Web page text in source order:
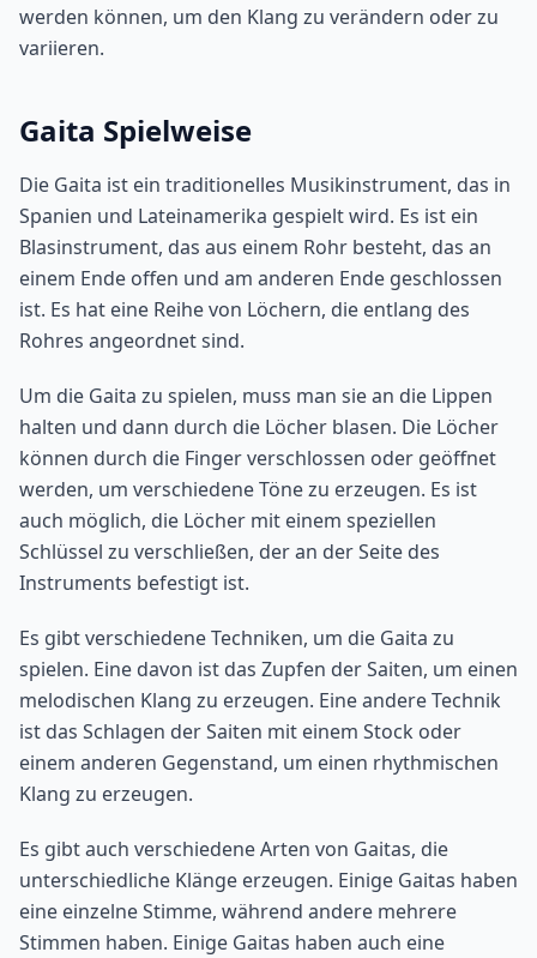
werden können, um den Klang zu verändern oder zu
variieren.
Gaita Spielweise
Die Gaita ist ein traditionelles Musikinstrument, das in
Spanien und Lateinamerika gespielt wird. Es ist ein
Blasinstrument, das aus einem Rohr besteht, das an
einem Ende offen und am anderen Ende geschlossen
ist. Es hat eine Reihe von Löchern, die entlang des
Rohres angeordnet sind.
Um die Gaita zu spielen, muss man sie an die Lippen
halten und dann durch die Löcher blasen. Die Löcher
können durch die Finger verschlossen oder geöffnet
werden, um verschiedene Töne zu erzeugen. Es ist
auch möglich, die Löcher mit einem speziellen
Schlüssel zu verschließen, der an der Seite des
Instruments befestigt ist.
Es gibt verschiedene Techniken, um die Gaita zu
spielen. Eine davon ist das Zupfen der Saiten, um einen
melodischen Klang zu erzeugen. Eine andere Technik
ist das Schlagen der Saiten mit einem Stock oder
einem anderen Gegenstand, um einen rhythmischen
Klang zu erzeugen.
Es gibt auch verschiedene Arten von Gaitas, die
unterschiedliche Klänge erzeugen. Einige Gaitas haben
eine einzelne Stimme, während andere mehrere
Stimmen haben. Einige Gaitas haben auch eine